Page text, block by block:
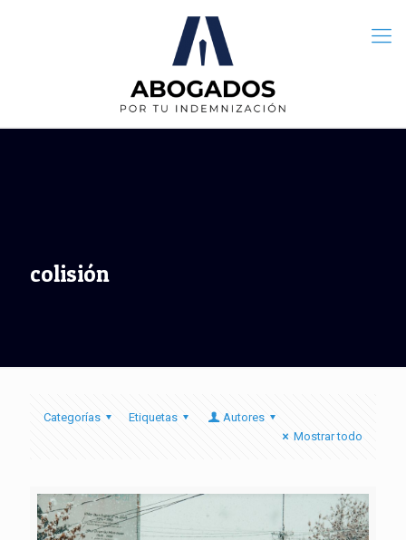
colisión
Categorías Etiquetas
Autores
Mostrar todo